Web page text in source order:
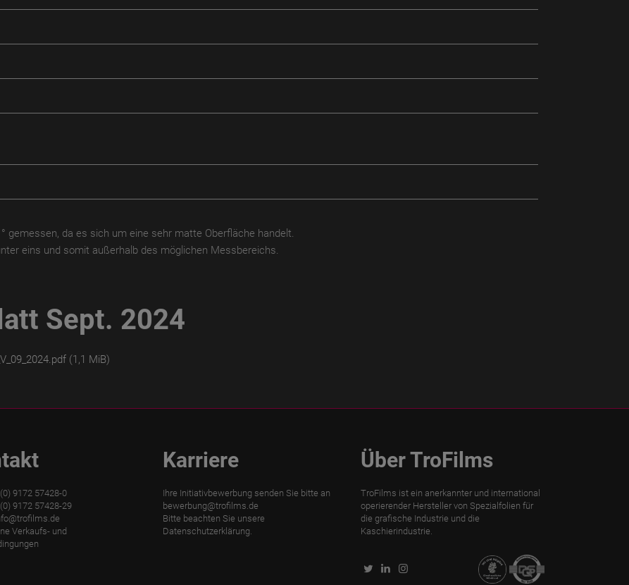
gemessen, da es sich um eine sehr matte Oberfläche handelt.
eins und somit außerhalb des möglichen Messbereichs.
Sept. 2024
(1,1 MiB)
9172 57428-0
9172 57428-29
Verkaufs- und
Karriere
Ihre Initiativbewerbung senden Sie bitte an
bewerbung@trofilms.de
Bitte beachten Sie unsere
Datenschutzerklärung.
Über TroFilms
TroFilms ist ein anerkannter und international
operierender Hersteller von Spezialfolien für
die grafische Industrie und die
Kaschierindustrie.